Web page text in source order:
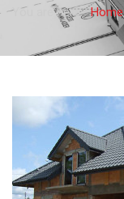
You are here: Home